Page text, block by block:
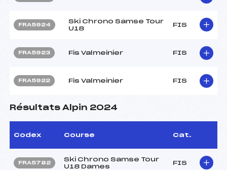
FRA5924
Ski Chrono Samse Tour
U18
FIS
FRA5923 Fis Valmeinier FIS
FRA5922 Fis Valmeinier FIS
Résultats Alpin 2024
Codex Course Cat.
FRA5782
Ski Chrono Samse Tour
U18 Dames
FIS